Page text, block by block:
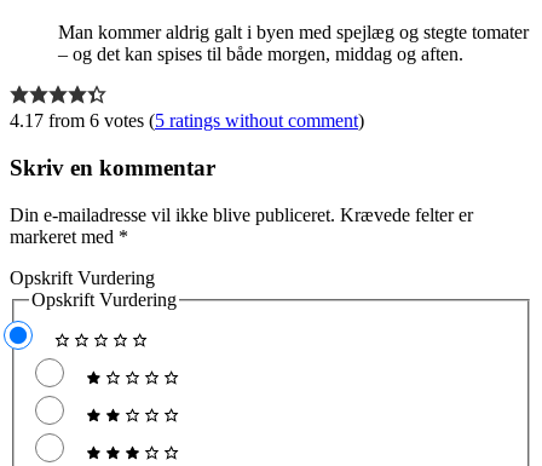
Man kommer aldrig galt i byen med spejlæg og stegte tomater
– og det kan spises til både morgen, middag og aften.
4.17 from 6 votes (5 ratings without comment)
Skriv en kommentar
Din e-mailadresse vil ikke blive publiceret. Krævede felter er
markeret med *
Opskrift Vurdering
Opskrift Vurdering